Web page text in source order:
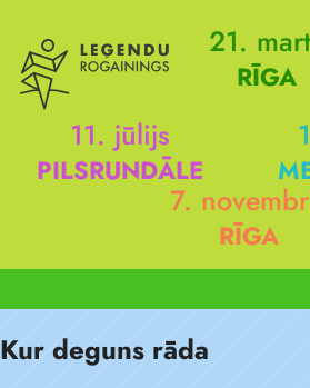
21.
RĪGA
11. jūlijs
PILSRUNDĀLE
7.
RĪGA
Kur deguns rāda